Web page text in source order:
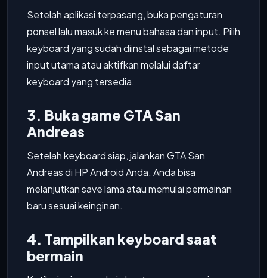
Setelah aplikasi terpasang, buka pengaturan
ponsel lalu masuk ke menu bahasa dan input. Pilih
keyboard yang sudah diinstal sebagai metode
input utama atau aktifkan melalui daftar
keyboard yang tersedia.
3. Buka game GTA San
Andreas
Setelah keyboard siap, jalankan GTA San
Andreas di HP Android Anda. Anda bisa
melanjutkan save lama atau memulai permainan
baru sesuai keinginan.
4. Tampilkan keyboard saat
bermain